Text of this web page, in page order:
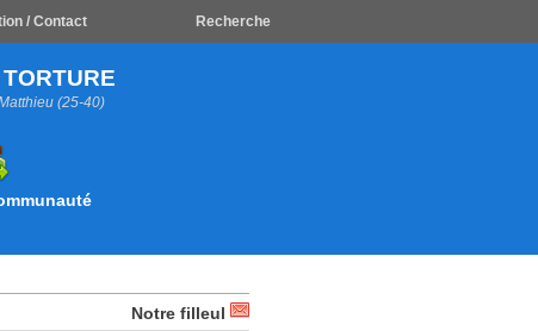
/ Contact Recherche
(25-40)
Notre filleul